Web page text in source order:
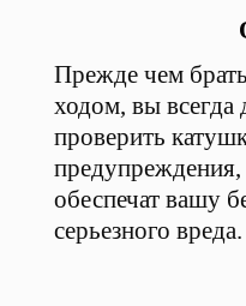
Прежде чем
ходом, вы всегда
проверить
обеспечат вашу
серьезного